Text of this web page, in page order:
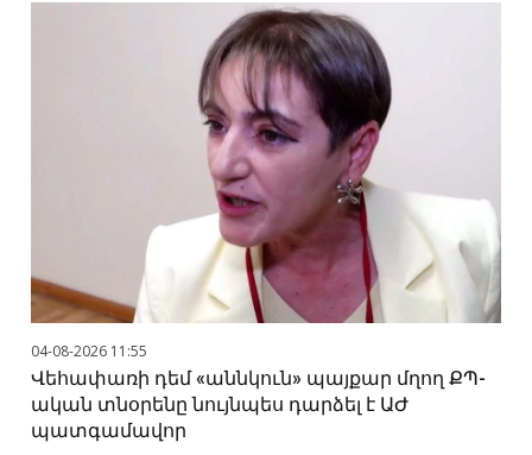
04-08-2026 11:55
Վեհափառի դեմ «աննկուն» պայքար մղող ՔՊ-
ական տնօրենը նույնպես դարձել է ԱԺ
պատգամավոր